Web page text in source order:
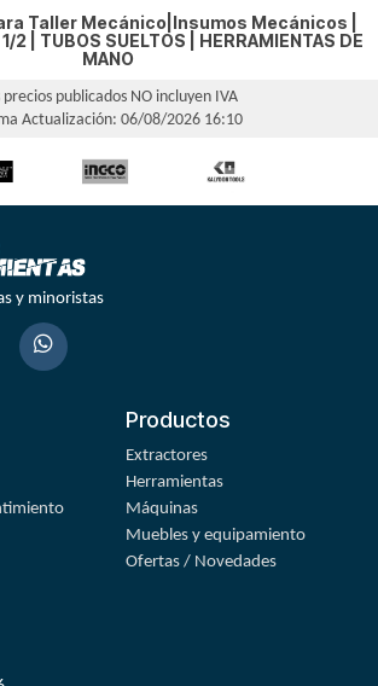
Taller Mecánico|Insumos Mecánicos |
2| TUBOS SUELTOS
HERRAMIENTAS DE
MANO
precios publicados NO incluyen IVA
Actualización: 06/08/2026 16:10
y minoristas
Productos
Extractores
Herramientas
Máquinas
Muebles y equipamiento
Ofertas / Novedades